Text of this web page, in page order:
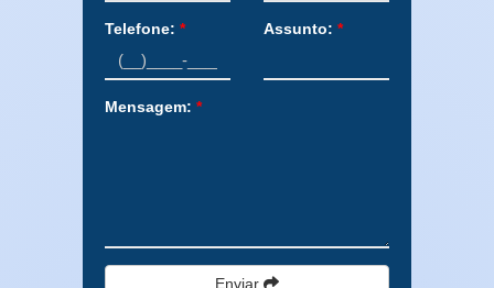
Telefone: * Assunto: *
Mensagem: *
Enviar